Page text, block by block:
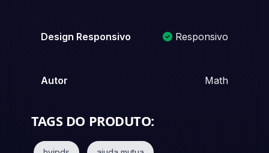
Design Responsivo Responsivo
Autor Math
TAGS DO PRODUTO: